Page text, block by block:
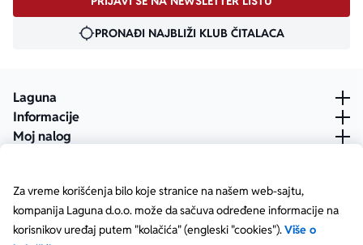
Za vreme korišćenja bilo koje stranice na našem web-sajtu,
kompanija Laguna d.o.o. može da sačuva određene informacije na
korisnikov uređaj putem "kolačića" (engleski "cookies").Više o
PRONAĐI NAJBLIŽI KLUB ČITALACA
Laguna
Informacije
Moj nalog